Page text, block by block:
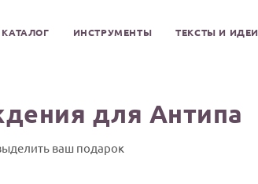
КАТАЛОГ ИНСТРУМЕНТЫ ТЕКСТЫ И ИДЕИ
для Антипа
ваш подарок